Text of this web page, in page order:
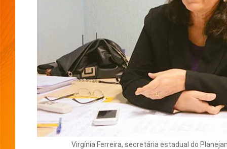
Virgínia Ferreira, secretária estadual do